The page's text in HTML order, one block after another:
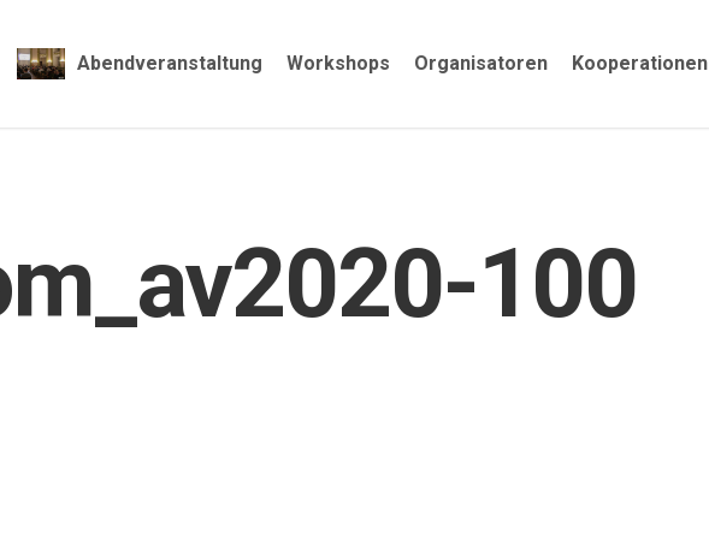
Abendveranstaltung Workshops Organisatoren Kooperationen
100